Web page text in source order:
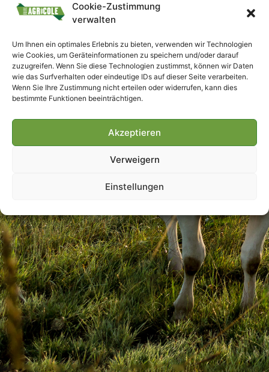
Cookie-Zustimmung
verwalten
Um Ihnen ein optimales Erlebnis zu bieten, verwenden wir Technologien
wie Cookies, um Geräteinformationen zu speichern und/oder darauf
zuzugreifen. Wenn Sie diese Technologien zustimmst, können wir Daten
wie das Surfverhalten oder eindeutige IDs auf dieser Seite verarbeiten.
Wenn Sie Ihre Zustimmung nicht erteilen oder widerrufen, kann dies
bestimmte Funktionen beeinträchtigen.
Akzeptieren
Verweigern
Einstellungen
Villmools Merci! Bis nächst
Joer!